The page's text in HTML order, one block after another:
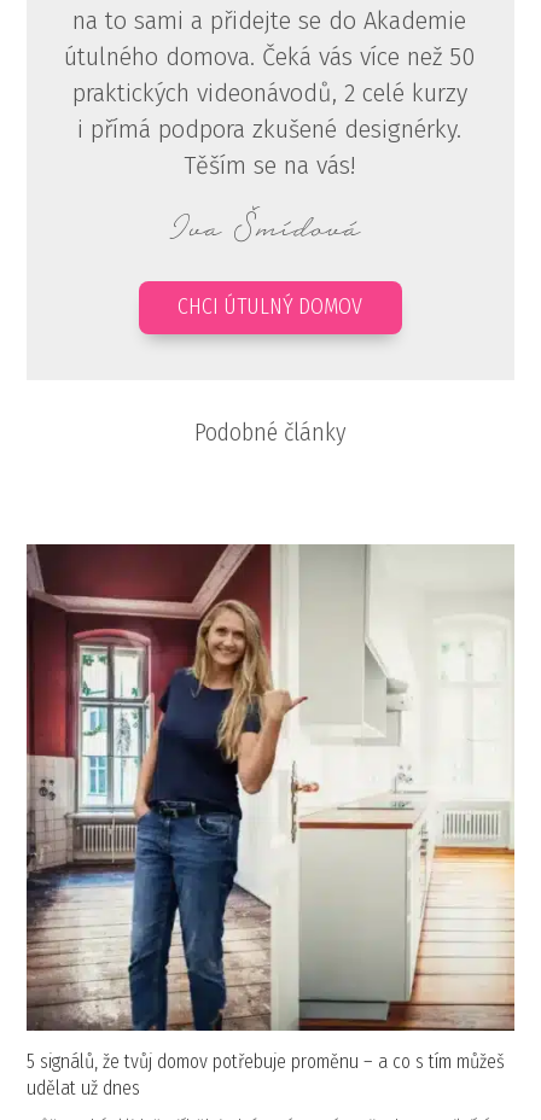
na to sami a přidejte se do Akademie
útulného domova. Čeká vás více než 50
praktických videonávodů, 2 celé kurzy
i přímá podpora zkušené designérky.
Těším se na vás!
Iva Šmídová
CHCI ÚTULNÝ DOMOV
Podobné články
5 signálů, že tvůj domov potřebuje proměnu – a co s tím můžeš
udělat už dnes